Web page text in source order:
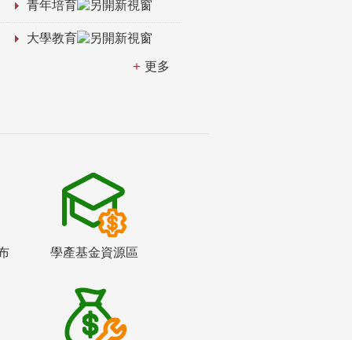
青年培育
大學教育
更多
學產基金資源區